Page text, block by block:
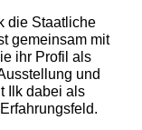
die Staatliche
gemeinsam mit
ihr Profil als
und
Ilk dabei als